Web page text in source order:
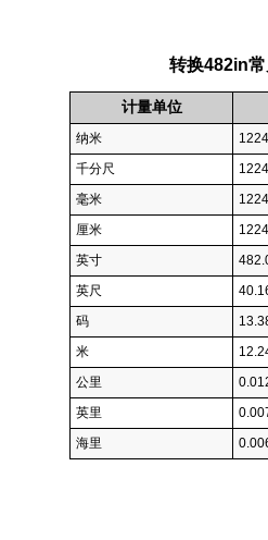
转换482in
计量单位
纳米
千分尺
毫米
厘米
英寸
英尺
码
米
公里
英里
海里